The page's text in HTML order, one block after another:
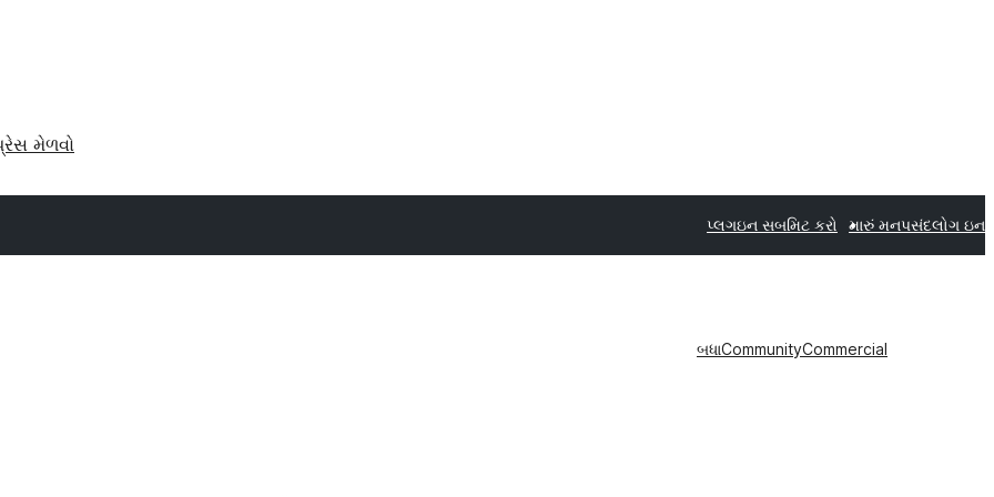
મેળવો
પ્લગઇન સબમિટ કરો મારું મનપસંદલોગ ઇન
બધાCommunityCommercial